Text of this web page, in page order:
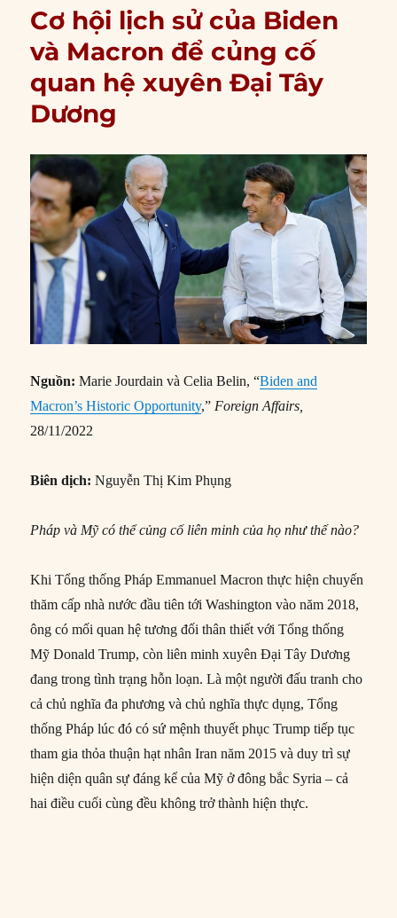
Cơ hội lịch sử của Biden
và Macron để củng cố
quan hệ xuyên Đại Tây
Dương
Nguồn: Marie Jourdain và Celia Belin, “Biden and
Macron’s Historic Opportunity,”Foreign Affairs,
28/11/2022
Biên dịch:Nguyễn Thị Kim Phụng
Pháp và Mỹ có thể củng cố liên minh của họ như thế nào?
Khi Tổng thống Pháp Emmanuel Macron thực hiện chuyến
thăm cấp nhà nước đầu tiên tới Washington vào năm 2018,
ông có mối quan hệ tương đối thân thiết với Tổng thống
Mỹ Donald Trump, còn liên minh xuyên Đại Tây Dương
đang trong tình trạng hỗn loạn. Là một người đấu tranh cho
cả chủ nghĩa đa phương và chủ nghĩa thực dụng, Tổng
thống Pháp lúc đó có sứ mệnh thuyết phục Trump tiếp tục
tham gia thỏa thuận hạt nhân Iran năm 2015 và duy trì sự
hiện diện quân sự đáng kể của Mỹ ở đông bắc Syria – cả
hai điều cuối cùng đều không trở thành hiện thực.